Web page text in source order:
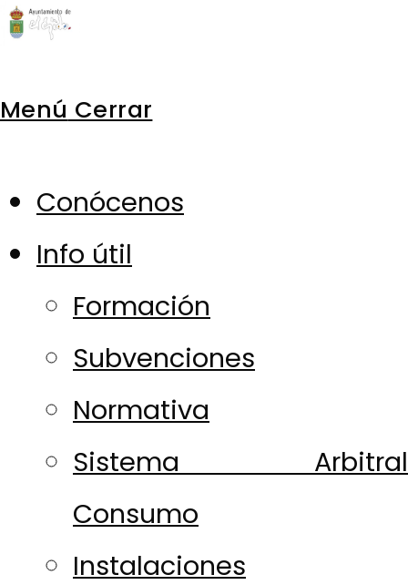
Ir
contenido
Menú Cerrar
Conócenos
Info útil
Formación
Subvenciones
Normativa
Sistema Arbitral
Consumo
Instalaciones